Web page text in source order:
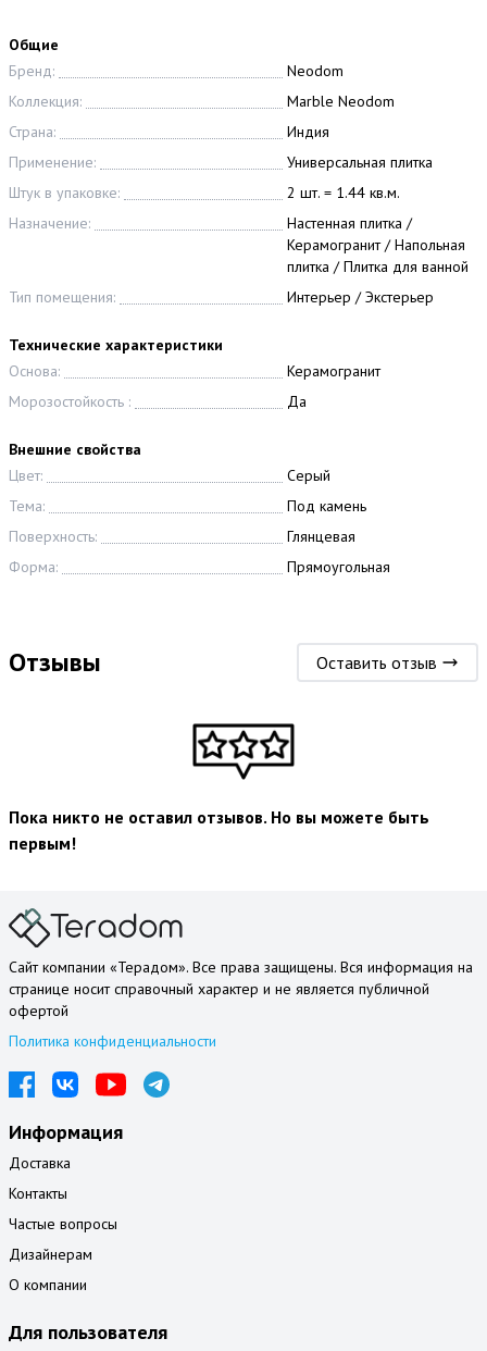
Общие
Бренд:
Neodom
Коллекция:
Marble Neodom
Страна:
Индия
Применение:
Универсальная плитка
Штук в упаковке:
2 шт. = 1.44 кв.м.
Назначение:
Настенная плитка /
Керамогранит / Напольная
плитка / Плитка для ванной
Тип помещения:
Интерьер / Экстерьер
Технические характеристики
Основа:
Керамогранит
Морозостойкость :
Да
Внешние свойства
Цвет:
Серый
Тема:
Под камень
Поверхность:
Глянцевая
Форма:
Прямоугольная
Отзывы Оставить отзыв
Пока никто не оставил отзывов. Но вы можете быть
первым!
Сайт компании «Терадом». Все права защищены. Вся информация на
странице носит справочный характер и не является публичной
офертой
Политика конфиденциальности
Информация
Доставка
Контакты
Частые вопросы
Дизайнерам
О компании
Для пользователя